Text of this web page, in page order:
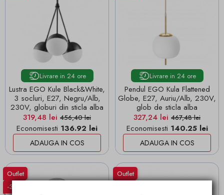
Livrare in 24 ore
Lustra EGO Kule Black&White,
3 socluri, E27, Negru/Alb,
230V, globuri din sticla alba
Pret
319,48 lei Pret de baza
456,40 lei
Economisesti 136.92 lei
ADAUGA IN COS
Livrare in 24 ore
Pendul EGO Kula Flattened
Globe, E27, Auriu/Alb, 230V,
glob de sticla alba
Pret
327,24 lei Pret de baza
467,48 lei
Economisesti 140.25 lei
ADAUGA IN COS
Outlet
-30%
Outlet